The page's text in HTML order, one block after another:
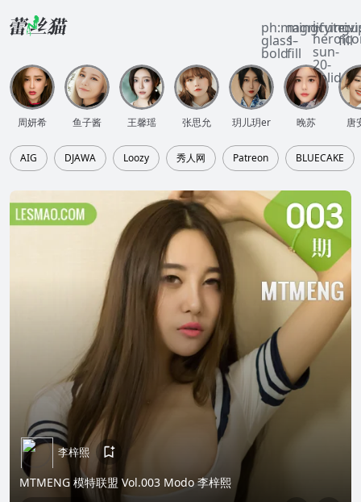
ph:magnifying-
glass-
bold
1-
fill
i-
sun-
20-
solid
fill
周妍希 鱼子酱 王馨瑶 张思允 玥儿玥er 晚苏 唐
AIG DJAWA Loozy 秀人网 Patreon BLUECAKE
李梓熙
MTMENG 模特联盟 Vol.003 Modo 李梓熙